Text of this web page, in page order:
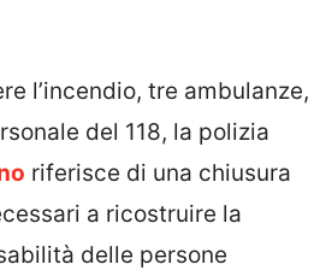
l’incendio, tre ambulanze,
del 118, la polizia
riferisce di una chiusura
a ricostruire la
delle persone